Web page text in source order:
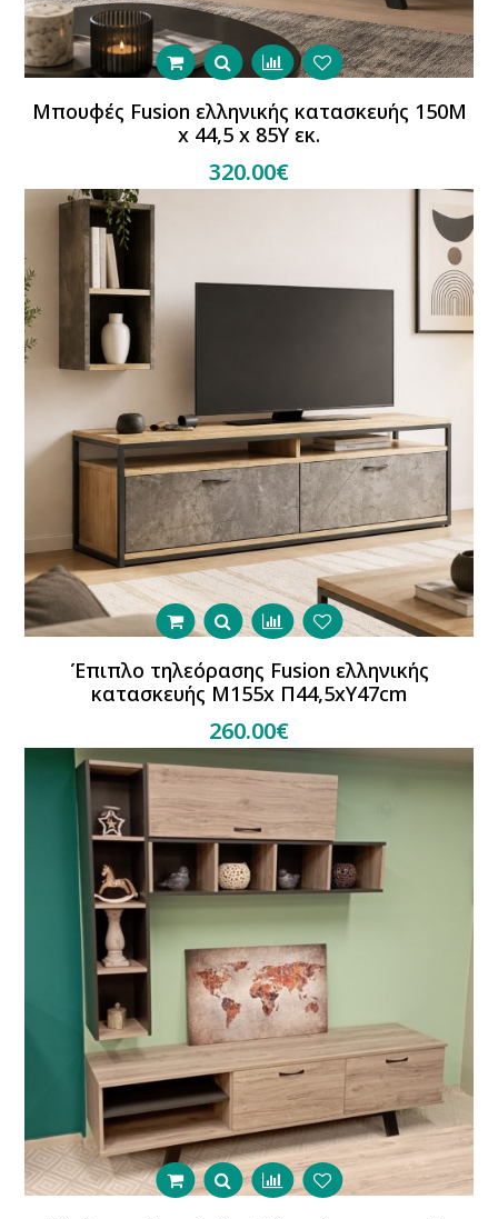
Μπουφές Fusion ελληνικής κατασκευής 150Μ
x 44,5 x 85Υ εκ.
320.00€
Έπιπλο τηλεόρασης Fusion ελληνικής
κατασκευής Μ155x Π44,5xΥ47cm
260.00€